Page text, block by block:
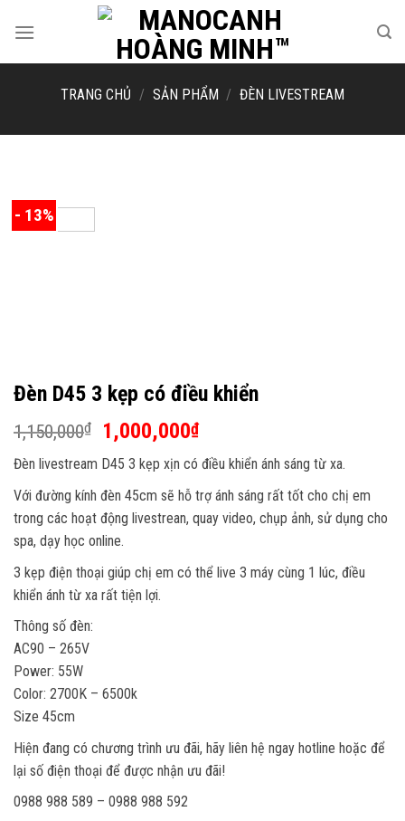
TRANG CHỦ / SẢN PHẨM / ĐÈN LIVESTREAM
- 13%
Đèn D45 3 kẹp có điều khiển
1,150,000₫
Giá
gốc
là:
1,150,000₫.
1,000,000₫Giá
hiện
tại
là:
1,000,000₫.
Đèn livestream D45 3 kẹp xịn có điều khiển ánh sáng từ xa.
Với đường kính đèn 45cm sẽ hỗ trợ ánh sáng rất tốt cho chị em
trong các hoạt động livestrean, quay video, chụp ảnh, sử dụng cho
spa, dạy học online.
3 kẹp điện thoại giúp chị em có thể live 3 máy cùng 1 lúc, điều
khiển ánh từ xa rất tiện lợi.
Thông số đèn:
AC90 – 265V
Power: 55W
Color: 2700K – 6500k
Size 45cm
Hiện đang có chương trình ưu đãi, hãy liên hệ ngay hotline hoặc để
lại số điện thoại để được nhận ưu đãi!
0988 988 589 – 0988 988 592